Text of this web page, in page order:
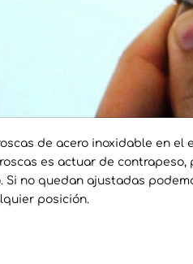
de acero inoxidable en
roscas es actuar de
Si no quedan ajustadas
posición.